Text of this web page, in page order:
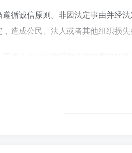
循诚信原则。非因法定事由并经
造成公民、法人或者其他组织损失